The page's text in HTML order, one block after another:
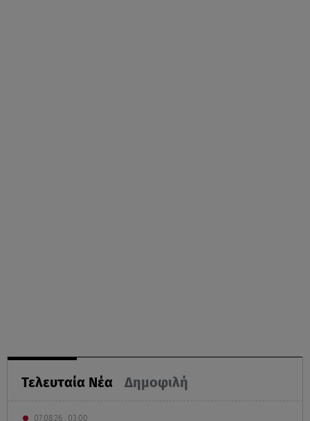
Τελευταία Νέα Δημοφιλή
07.08.26 , 03:00